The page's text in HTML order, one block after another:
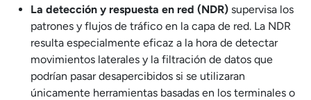
La detección y respuesta en red (NDR) supervisa los
patrones y flujos de tráfico en la capa de red. La NDR
resulta especialmente eficaz a la hora de detectar
movimientos laterales y la filtración de datos que
podrían pasar desapercibidos si se utilizaran
únicamente herramientas basadas en los terminales o